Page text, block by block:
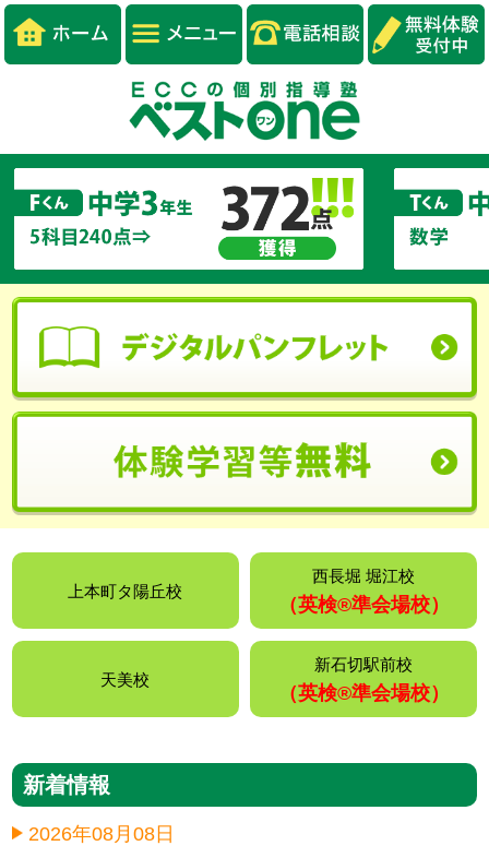
上本町タ陽丘校
西長堀 堀江校
（英検®️準会場校）
天美校
新石切駅前校
（英検®️準会場校）
新着情報
2026年08月08日